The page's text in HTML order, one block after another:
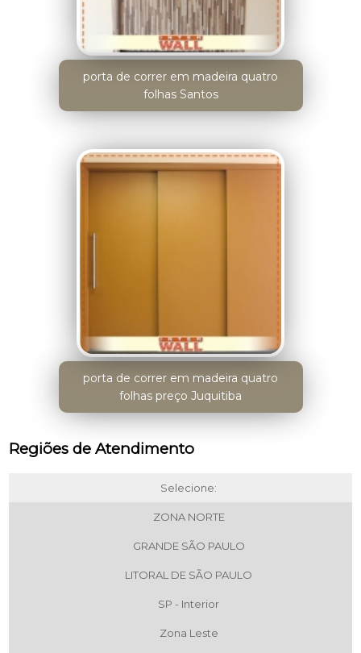
porta de correr em madeira quatro
folhas Santos
porta de correr em madeira quatro
folhas preço Juquitiba
Regiões de Atendimento
Selecione:
ZONA NORTE
GRANDE SÃO PAULO
LITORAL DE SÃO PAULO
SP - Interior
Zona Leste